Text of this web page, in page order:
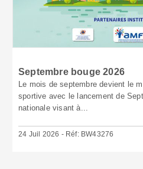
Septembre bouge 2026
Le mois de septembre devient le
sportive avec le lancement de
nationale visant à...
24 Juil 2026 - Réf: BW43276